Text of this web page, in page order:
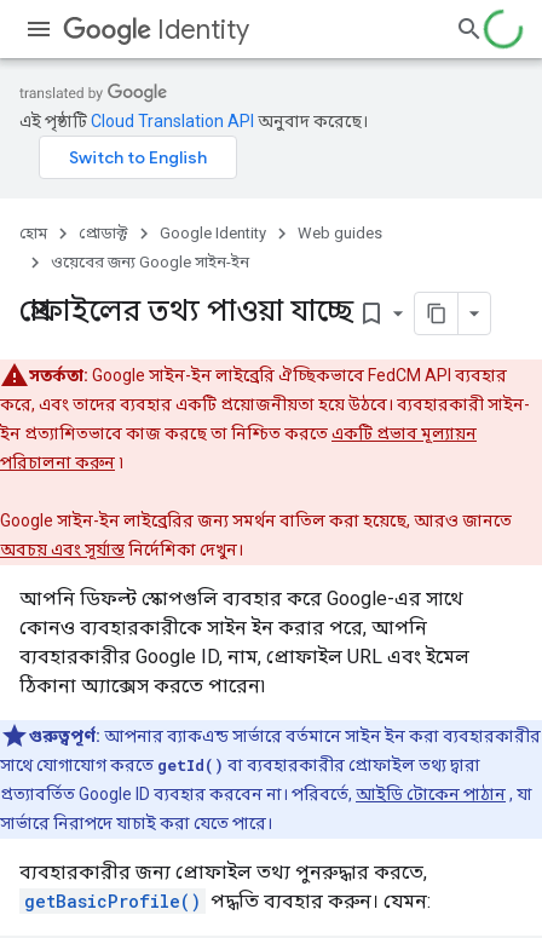
Identity
এই পৃষ্ঠাটিCloud Translation API অনুবাদ করেছে।
হোম প্রোডাক্ট Google Identity
Web guides
ওয়েবের জন্য Google সাইন-ইন
প্রোফাইলের তথ্য পাওয়া যাচ্ছে bookmark_border
সতর্কতা: Google সাইন-ইন লাইব্রেরি ঐচ্ছিকভাবে FedCM API ব্যবহার
করে, এবং তাদের ব্যবহার একটি প্রয়োজনীয়তা হয়ে উঠবে। ব্যবহারকারী সাইন-
ইন প্রত্যাশিতভাবে কাজ করছে তা নিশ্চিত করতেএকটি প্রভাব মূল্যায়ন
পরিচালনা করুন৷
Google সাইন-ইন লাইব্রেরির জন্য সমর্থন বাতিল করা হয়েছে, আরও জানতে
অবচয় এবং সূর্যাস্তনির্দেশিকা দেখুন।
আপনি ডিফল্ট স্কোপগুলি ব্যবহার করে Google-এর সাথে
কোনও ব্যবহারকারীকে সাইন ইন করার পরে, আপনি
ব্যবহারকারীর Google ID, নাম, প্রোফাইল URL এবং ইমেল
ঠিকানা অ্যাক্সেস করতে পারেন৷
গুরুত্বপূর্ণ: আপনার ব্যাকএন্ড সার্ভারে বর্তমানে সাইন ইন করা ব্যবহারকারীর
সাথে যোগাযোগ করতে getId() বা ব্যবহারকারীর প্রোফাইল তথ্য দ্বারা
প্রত্যাবর্তিত Google ID ব্যবহার করবেন না। পরিবর্তে, আইডি টোকেন পাঠান, যা
সার্ভারে নিরাপদে যাচাই করা যেতে পারে।
ব্যবহারকারীর জন্য প্রোফাইল তথ্য পুনরুদ্ধার করতে,
getBasicProfile() পদ্ধতি ব্যবহার করুন। যেমন: